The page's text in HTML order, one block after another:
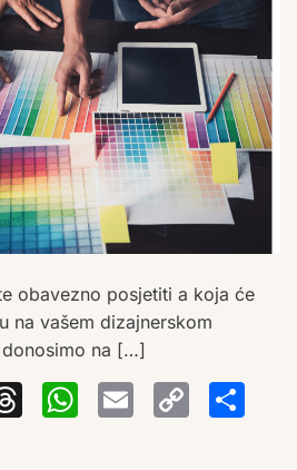
obavezno posjetiti a koja će
na vašem dizajnerskom
na […]
Threads
Email